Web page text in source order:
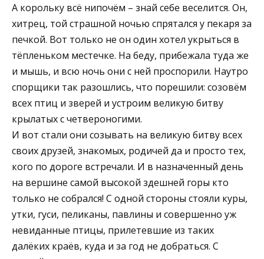
А корольку всё нипочём – знай себе веселится. Он,
хитрец, той страшной ночью спрятался у пекаря за
печкой. Вот только не он один хотел укрыться в
тёпленьком местечке. На беду, прибежала туда же
и мышь, и всю ночь они с ней проспорили. Наутро
спорщики так разошлись, что порешили: созовём
всех птиц и зверей и устроим великую битву
крылатых с четвероногими.
И вот стали они созывать на великую битву всех
своих друзей, знакомых, родичей да и просто тех,
кого по дороге встречали. И в назначенный день
на вершине самой высокой здешней горы кто
только не собрался! С одной стороны стояли куры,
утки, гуси, пеликаны, павлины и совершенно уж
невиданные птицы, прилетевшие из таких
далёких краёв, куда и за год не добраться. С